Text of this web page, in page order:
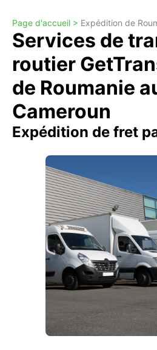
Page d'accueil > Expédition de
Services de
routier
de Roumanie
Cameroun
Expédition de fret